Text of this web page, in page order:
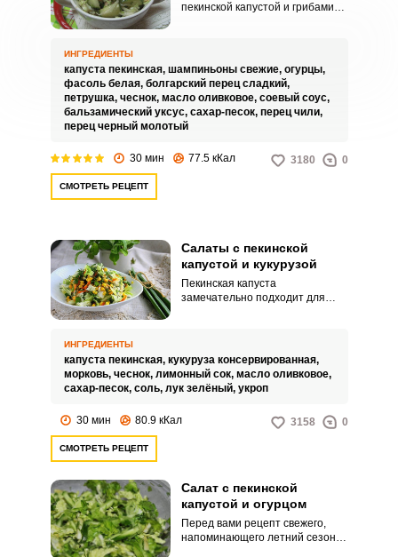
пекинской капустой и грибами
ежедневного питания, так и для
праздничного стола и приятно
удивит близких и гостей.
ИНГРЕДИЕНТЫ
капуста пекинская, шампиньоны свежие, огурцы,
фасоль белая, болгарский перец сладкий,
петрушка, чеснок, масло оливковое, соевый соус,
бальзамический уксус, сахар-песок, перец чили,
перец черный молотый
30 мин 77.5 кКал 3180 0
СМОТРЕТЬ РЕЦЕПТ
Салаты с пекинской
капустой и кукурузой
Пекинская капуста
замечательно подходит для
витаминов. Она хорошо
«дружит» со многими вкусными
продуктами: яйцом, сыром,
курицей, грибами и др.
ИНГРЕДИЕНТЫ
капуста пекинская, кукуруза консервированная,
морковь, чеснок, лимонный сок, масло оливковое,
сахар-песок, соль, лук зелёный, укроп
30 мин 80.9 кКал 3158 0
СМОТРЕТЬ РЕЦЕПТ
Салат с пекинской
капустой и огурцом
Перед вами рецепт свежего,
напоминающего летний сезон,